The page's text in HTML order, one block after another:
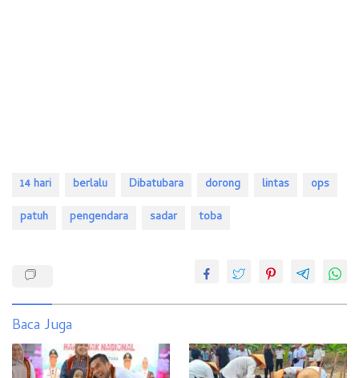
14 hari berlalu Dibatubara dorong lintas
ops
patuh
pengendara sadar toba
Baca Juga